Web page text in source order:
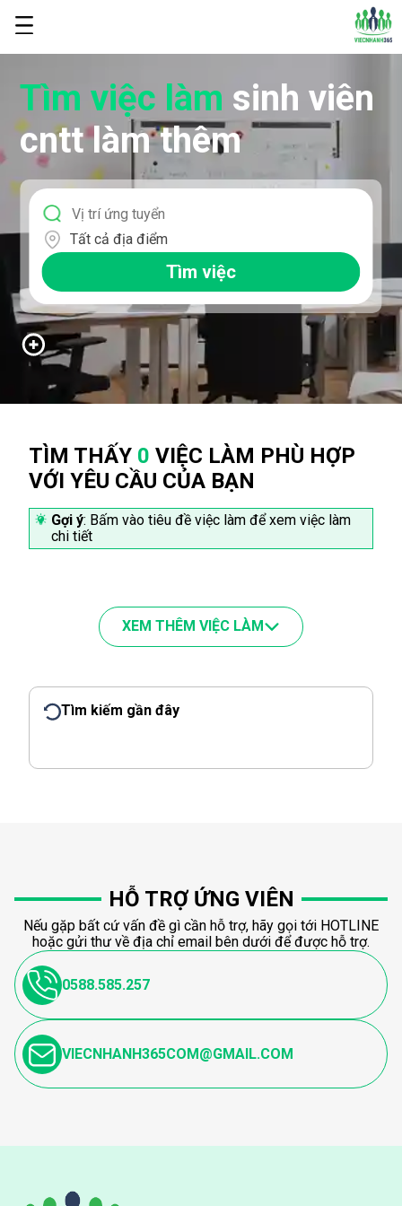
Tìm việc làm sinh viên
cntt làm thêm
Tất cả địa điểm
Tìm việc
TÌM THẤY 0 VIỆC LÀM PHÙ HỢP
VỚI YÊU CẦU CỦA BẠN
Gợi ý: Bấm vào tiêu đề việc làm để xem việc làm
chi tiết
XEM THÊM VIỆC LÀM
Tìm kiếm gần đây
HỖ TRỢ ỨNG VIÊN
Nếu gặp bất cứ vấn đề gì cần hỗ trợ, hãy gọi tới HOTLINE
hoặc gửi thư về địa chỉ email bên dưới để được hỗ trợ.
0588.585.257
VIECNHANH365COM@GMAIL.COM